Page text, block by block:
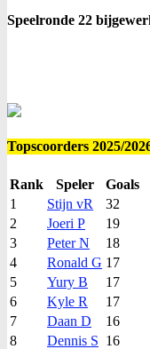
Speelronde 22
Topscoorders 2025/
Rank Speler
Goals
1
Stijn vR
32
2
Joeri P
19
3
Peter N
18
4
Ronald G 17
5
Yury B
17
6
Kyle R
17
7
Daan D
16
8
Dennis S 16